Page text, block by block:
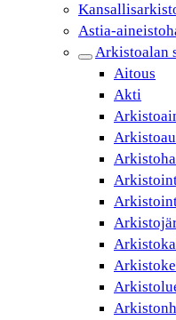
Astia-
Arkistoalan
Aitous
Akti